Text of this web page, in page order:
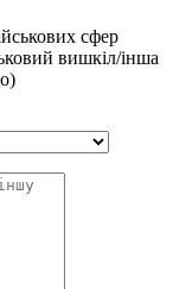
сфер
вишкіл/інша